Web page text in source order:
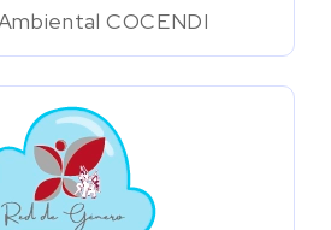
COCENDI